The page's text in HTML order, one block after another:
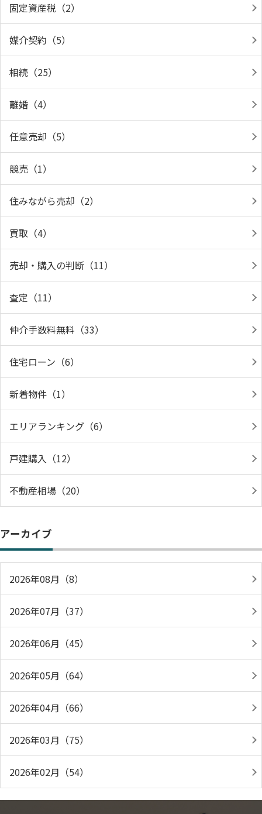
固定資産税（2）
媒介契約（5）
相続（25）
離婚（4）
任意売却（5）
競売（1）
住みながら売却（2）
買取（4）
売却・購入の判断（11）
査定（11）
仲介手数料無料（33）
住宅ローン（6）
新着物件（1）
エリアランキング（6）
戸建購入（12）
不動産相場（20）
アーカイブ
2026年08月（8）
2026年07月（37）
2026年06月（45）
2026年05月（64）
2026年04月（66）
2026年03月（75）
2026年02月（54）